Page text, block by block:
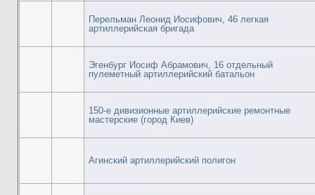
Перельман Леонид Иосифович, 46 легкая
артиллерийская бригада
Эгенбург Иосиф Абрамович, 16 отдельный
пулеметный артиллерийский батальон
150-е дивизионные артиллерийские ремонтные
мастерские (город Киев)
Агинский артиллерийский полигон